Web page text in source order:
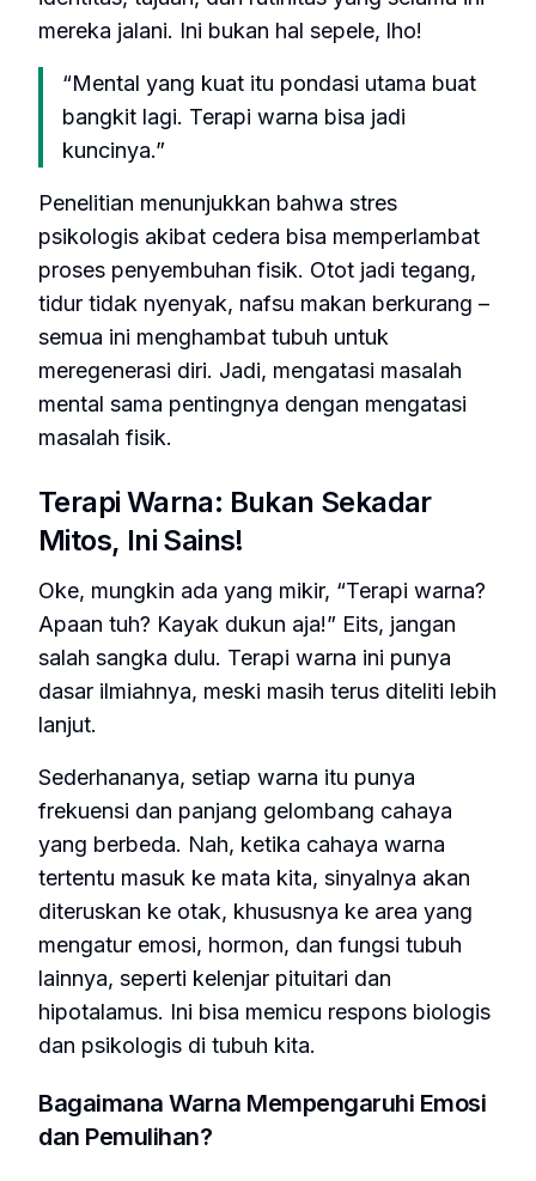
mereka jalani. Ini bukan hal sepele, lho!
“Mental yang kuat itu pondasi utama buat
bangkit lagi. Terapi warna bisa jadi
kuncinya.”
Penelitian menunjukkan bahwa stres
psikologis akibat cedera bisa memperlambat
proses penyembuhan fisik. Otot jadi tegang,
tidur tidak nyenyak, nafsu makan berkurang –
semua ini menghambat tubuh untuk
meregenerasi diri. Jadi, mengatasi masalah
mental sama pentingnya dengan mengatasi
masalah fisik.
Terapi Warna: Bukan Sekadar
Mitos, Ini Sains!
Oke, mungkin ada yang mikir, “Terapi warna?
Apaan tuh? Kayak dukun aja!” Eits, jangan
salah sangka dulu. Terapi warna ini punya
dasar ilmiahnya, meski masih terus diteliti lebih
lanjut.
Sederhananya, setiap warna itu punya
frekuensi dan panjang gelombang cahaya
yang berbeda. Nah, ketika cahaya warna
tertentu masuk ke mata kita, sinyalnya akan
diteruskan ke otak, khususnya ke area yang
mengatur emosi, hormon, dan fungsi tubuh
lainnya, seperti kelenjar pituitari dan
hipotalamus. Ini bisa memicu respons biologis
dan psikologis di tubuh kita.
Bagaimana Warna Mempengaruhi Emosi
dan Pemulihan?